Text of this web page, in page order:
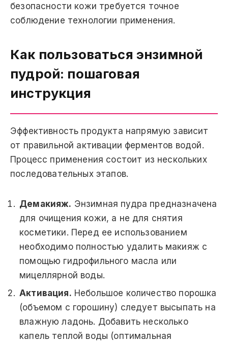
безопасности кожи требуется точное
соблюдение технологии применения.
Как пользоваться энзимной
пудрой: пошаговая
инструкция
Эффективность продукта напрямую зависит
от правильной активации ферментов водой.
Процесс применения состоит из нескольких
последовательных этапов.
Демакияж. Энзимная пудра предназначена
для очищения кожи, а не для снятия
косметики. Перед ее использованием
необходимо полностью удалить макияж с
помощью гидрофильного масла или
мицеллярной воды.
Активация. Небольшое количество порошка
(объемом с горошину) следует высыпать на
влажную ладонь. Добавить несколько
капель теплой воды (оптимальная